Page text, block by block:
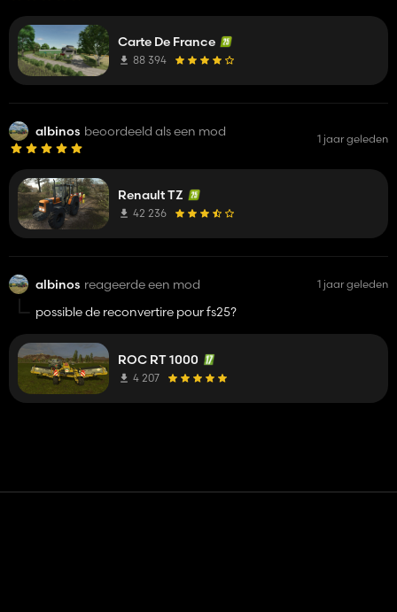
Carte De France
88 394
albinos beoordeeld als een mod 1 jaar geleden
Renault TZ
42 236
albinos reageerde een mod 1 jaar geleden
possible de reconvertire pour fs25?
ROC RT 1000
4 207